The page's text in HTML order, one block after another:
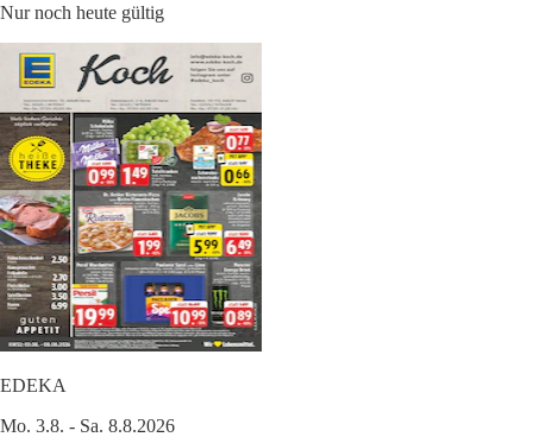
Nur noch heute gültig
EDEKA
Mo. 3.8. - Sa. 8.8.2026